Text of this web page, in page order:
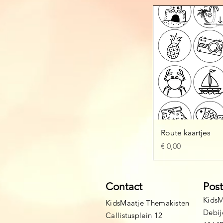
Snel
Route kaartjes
Prijs
€ 0,00
Contact
KidsMaatje Themakisten
Callistusplein 12